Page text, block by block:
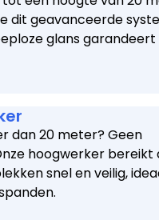
dit geavanceerde
glans garandeert
dan 20 meter? Geen
hoogwerker bereikt
snel en veilig,